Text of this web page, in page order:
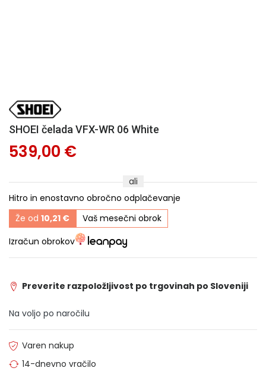
SHOEI čelada VFX-WR 06 White
539,00 €
ali
Hitro in enostavno obročno odplačevanje
Že od 10,21 €
Vaš mesečni obrok
Izračun obrokov
Preverite razpoložljivost po trgovinah po Sloveniji
Na voljo po naročilu
Varen nakup
14-dnevno vračilo